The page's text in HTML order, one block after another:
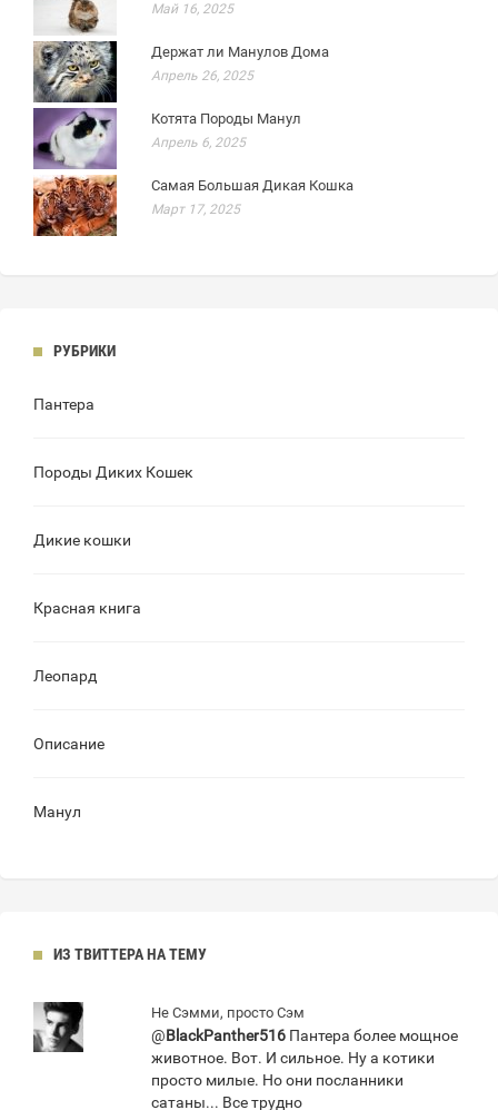
Май 16, 2025
Держат ли Манулов Дома
Апрель 26, 2025
Котята Породы Манул
Апрель 6, 2025
Самая Большая Дикая Кошка
Март 17, 2025
РУБРИКИ
Пантера
Породы Диких Кошек
Дикие кошки
Красная книга
Леопард
Описание
Манул
ИЗ ТВИТТЕРА НА ТЕМУ
Не Сэмми, просто Сэм
@BlackPanther516 Пантера более мощное
животное. Вот. И сильное. Ну а котики
просто милые. Но они посланники
сатаны... Все трудно